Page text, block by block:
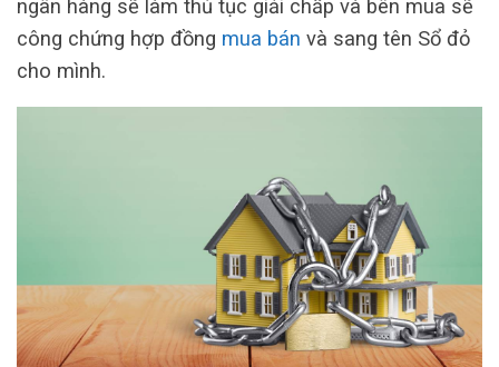
ngân hàng sẽ làm thủ tục giải chấp và bên mua sẽ
công chứng hợp đồng mua bán và sang tên Sổ đỏ
cho mình.